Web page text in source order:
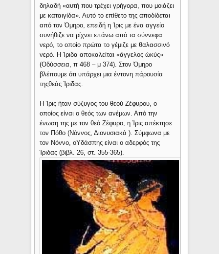
δηλαδή «αυτή που τρέχει γρήγορα, που μοιάζει
με καταιγίδα». Αυτό το επίθετο της αποδίδεται
από τον Όμηρο, επειδή η Ίρις με ένα αγγείο
συνήθιζε να ρίχνει επάνω από τα σύννεφα
νερό, το οποίο πρώτα το γέμιζε με θαλασσινό
νερό. Η Ίριδα αποκαλείται «ἄγγελος ὠκύς»
(Οδύσσεια, π 468 – μ 374). Στον Όμηρο
βλέπουμε ότι υπάρχει μια έντονη πάρουσία
τηςθεάς Ίριδας.
Η Ίρις ήταν σύζυγος του θεού Ζέφυρου, ο
οποίος είναι ο θεός των ανέμων. Από την
ένωση της με τον θεό Ζέφυρο, η Ίρις απέκτησε
τον Πόθο (Νόννος, Διονυσιακά ). Σύμφωνα με
τον Νόννο, οΥδάσπης είναι ο αδερφός της
Ίριδας (βιβλ. 26, στ. 355-365).